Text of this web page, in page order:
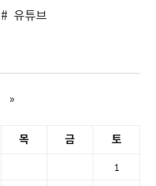
유튜브
»
목 금 토
1